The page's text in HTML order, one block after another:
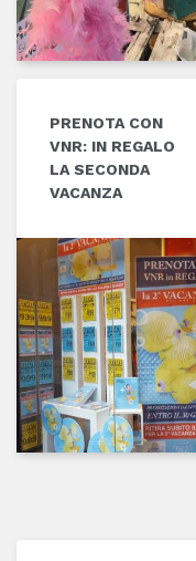
PRENOTA CON
VNR: IN REGALO
LA SECONDA
VACANZA